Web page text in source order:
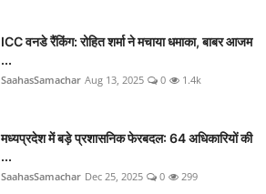
ICC वनडे रैंकिंग: रोहित शर्मा ने मचाया धमाका, बाबर आजम
...
SaahasSamachar Aug 13, 2025 0 1.4k
मध्यप्रदेश में बड़े प्रशासनिक फेरबदल: 64 अधिकारियों की
...
SaahasSamachar Dec 25, 2025 0 299